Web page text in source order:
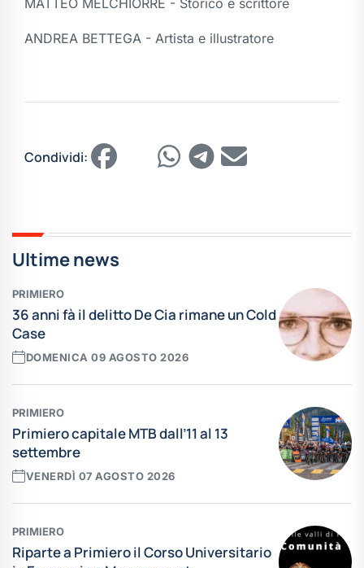
ANDREA BETTEGA - Artista e illustratore
Condividi:
Ultime news
PRIMIERO
36 anni fà il delitto De Cia rimane un Cold
Case
DOMENICA 09 AGOSTO 2026
PRIMIERO
Primiero capitale MTB dall’11 al 13
settembre
VENERDÌ 07 AGOSTO 2026
PRIMIERO
Riparte a Primiero il Corso Universitario